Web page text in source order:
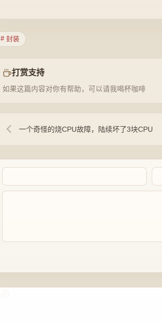
# 封装
打赏支持
如果这篇内容对你有帮助，可以请我喝杯咖啡
一个奇怪的烧CPU故障，陆续坏了3块CPU